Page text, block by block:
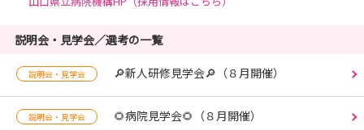
説明会・見学会／選考の一覧
説明会・見学会 🔎新人研修見学会🔎（８月開催）
説明会・見学会 🌻病院見学会🌻（８月開催）